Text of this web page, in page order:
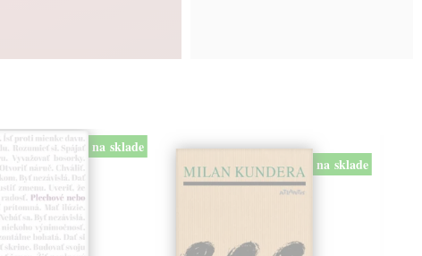
na sklade
na sklade